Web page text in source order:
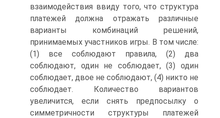
взаимодействия ввиду того, что структура
платежей должна отражать различные
варианты комбинаций решений,
принимаемых участников игры. В том числе:
(1) все соблюдают правила, (2) два
соблюдают, один не соблюдает, (3) один
соблюдает, двое не соблюдают, (4) никто не
соблюдает. Количество вариантов
увеличится, если снять предпосылку о
симметричности структуры платежей